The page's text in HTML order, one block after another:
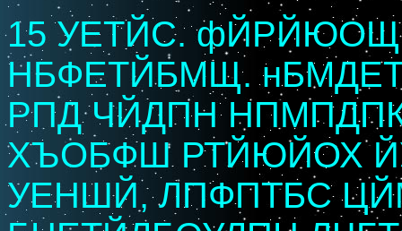
15 УЕТЙС.
НБФЕТЙБМЩ.
РПД ЧЙДПН
ХЪОБФШ РТЙЮЙОХ
УЕНШЙ, ЛПФПТБС